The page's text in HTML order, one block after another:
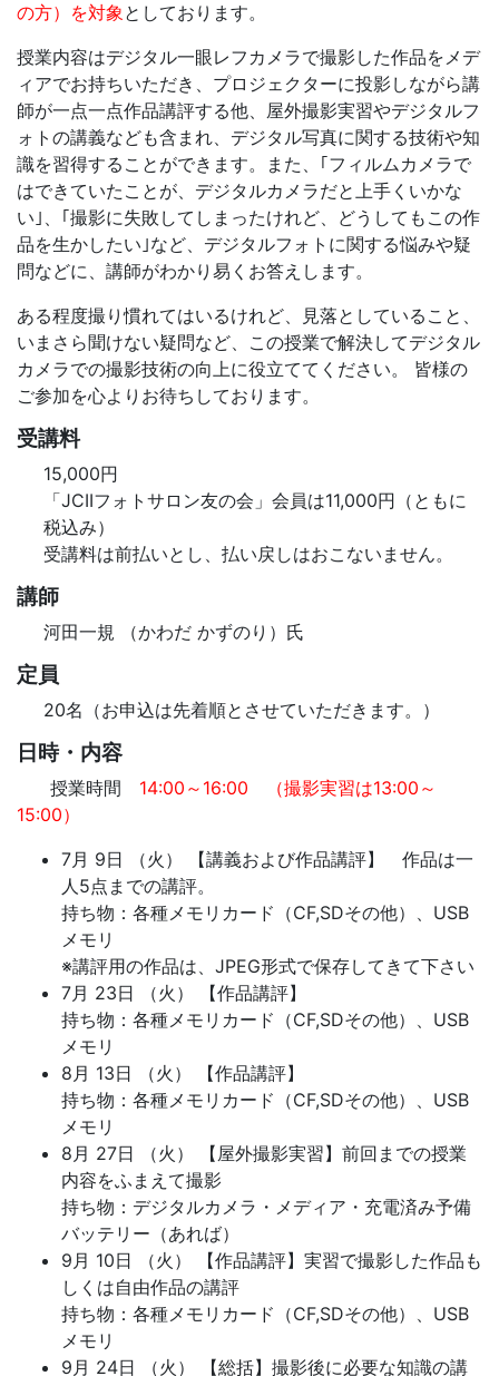
の方）を対象としております。
授業内容はデジタル一眼レフカメラで撮影した作品をメデ
ィアでお持ちいただき、プロジェクターに投影しながら講
師が一点一点作品講評する他、屋外撮影実習やデジタルフ
ォトの講義なども含まれ、デジタル写真に関する技術や知
識を習得することができます。また、｢フィルムカメラで
はできていたことが、デジタルカメラだと上手くいかな
い｣、｢撮影に失敗してしまったけれど、どうしてもこの作
品を生かしたい｣など、デジタルフォトに関する悩みや疑
問などに、講師がわかり易くお答えします。
ある程度撮り慣れてはいるけれど、見落としていること、
いまさら聞けない疑問など、この授業で解決してデジタル
カメラでの撮影技術の向上に役立ててください。 皆様の
ご参加を心よりお待ちしております。
受講料
15,000円
「JCIIフォトサロン友の会」会員は11,000円（ともに
税込み）
受講料は前払いとし、払い戻しはおこないません。
講師
河田一規 （かわだ かずのり）氏
定員
20名（お申込は先着順とさせていただきます。）
日時・内容
授業時間 14:00～16:00 （撮影実習は13:00～
15:00）
7月 9日 （火） 【講義および作品講評】 作品は一
人5点までの講評。
持ち物：各種メモリカード（CF,SDその他）、USB
メモリ
※講評用の作品は、JPEG形式で保存してきて下さい
7月 23日 （火） 【作品講評】
持ち物：各種メモリカード（CF,SDその他）、USB
メモリ
8月 13日 （火） 【作品講評】
持ち物：各種メモリカード（CF,SDその他）、USB
メモリ
8月 27日 （火） 【屋外撮影実習】前回までの授業
内容をふまえて撮影
持ち物：デジタルカメラ・メディア・充電済み予備
バッテリー（あれば）
9月 10日 （火） 【作品講評】実習で撮影した作品も
しくは自由作品の講評
持ち物：各種メモリカード（CF,SDその他）、USB
メモリ
9月 24日 （火） 【総括】撮影後に必要な知識の講